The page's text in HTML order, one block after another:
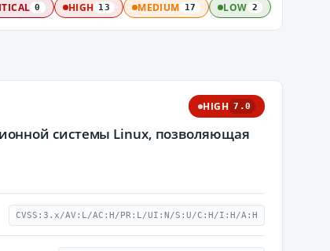
0 HIGH 13 MEDIUM 17 LOW 2
HIGH 7.0
системы Linux, позволяющая
CVSS:3.x/AV:L/AC:H/PR:L/UI:N/S:U/C:H/I:H/A:H